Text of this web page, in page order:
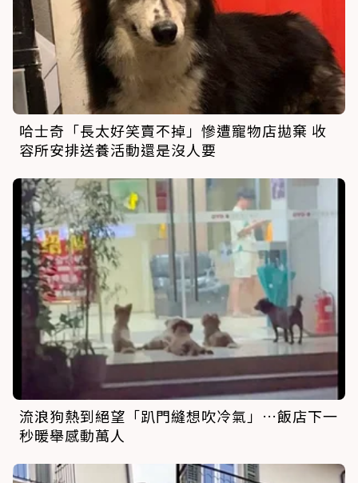
哈士奇「長太好笑賣不掉」慘遭寵物店拋棄 收
容所安排送養活動還是沒人要
流浪狗熱到絕望「趴門縫想吹冷氣」…飯店下一
秒暖舉感動萬人